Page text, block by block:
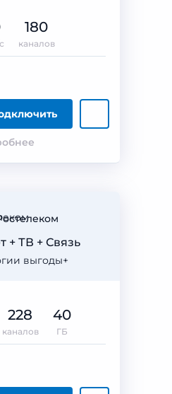
180
каналов
выгоды+
+ ТВ + Связь
228
каналов
40
ГБ